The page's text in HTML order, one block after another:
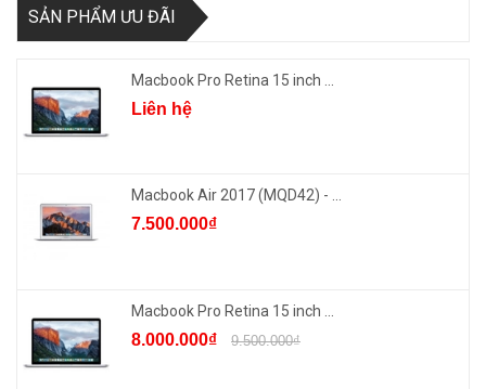
SẢN PHẨM ƯU ĐÃI
Macbook Pro Retina 15 inch ...
Liên hệ
Macbook Air 2017 (MQD42) - ...
7.500.000₫
Macbook Pro Retina 15 inch ...
8.000.000₫ 9.500.000₫